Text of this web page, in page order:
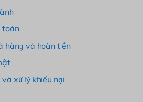
toán
hàng và hoàn tiền
và xử lý khiếu nại